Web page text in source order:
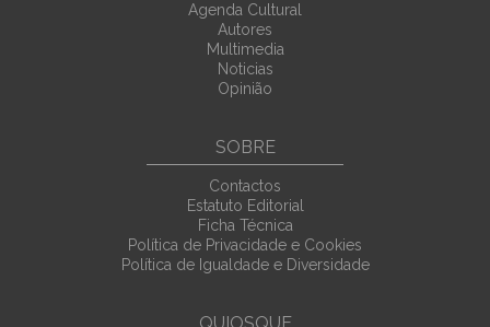
Agenda Cultural
Autores
Multimedia
Noticias
Opinião
SOBRE
Contactos
Estatuto Editorial
Ficha Técnica
Política de Privacidade e Cookies
Política de Igualdade e Diversidade